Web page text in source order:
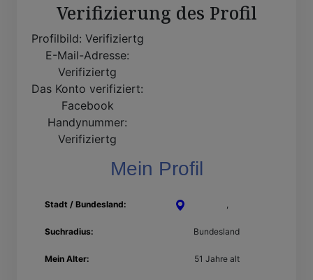
Verifizierung des Profil
Profilbild: Verifiziertg
E-Mail-Adresse:
Verifiziertg
Das Konto verifiziert:
Facebook
Handynummer:
Verifiziertg
Mein Profil
Stadt / Bundesland: ,
Suchradius: Bundesland
Mein Alter: 51 Jahre alt